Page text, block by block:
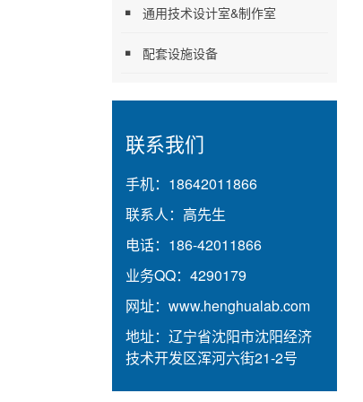
通用技术设计室&制作室
配套设施设备
联系我们
手机： 18642011866
联系人： 高先生
电话： 186-42011866
业务QQ： 4290179
网址： www.henghualab.com
地址： 辽宁省沈阳市沈阳经济
技术开发区浑河六街21-2号